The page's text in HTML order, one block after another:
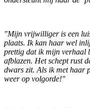
"Mijn vrijwilliger is een
plaats. Ik kan haar wel
prettig dat ik mijn verhaal
afblazen. Het schept rust
dwars zit. Als ik met haar
weer op volgorde!"